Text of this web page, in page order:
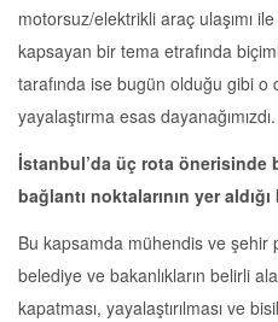
motorsuz/elektrikli araç ulaşımı
kapsayan bir tema etrafında
tarafında ise bugün olduğu gibi o
yayalaştırma esas dayanağımızdı.
İstanbul’da üç rota önerisinde
bağlantı noktalarının yer
Bu kapsamda mühendis ve şehir
belediye ve bakanlıkların belirli
kapatması, yayalaştırılması ve